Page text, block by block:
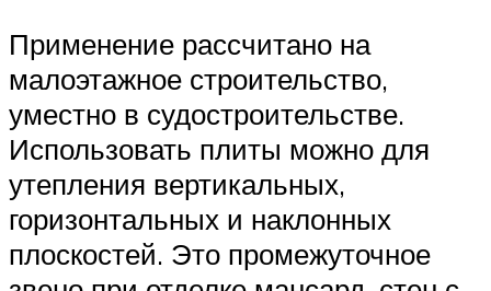
Применение рассчитано на
малоэтажное строительство,
уместно в судостроительстве.
Использовать плиты можно для
утепления вертикальных,
горизонтальных и наклонных
плоскостей. Это промежуточное